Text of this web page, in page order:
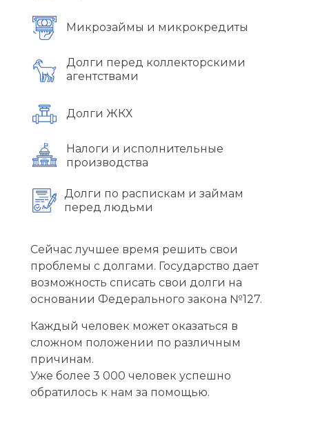
Долги ЖКХ
Налоги и исполнительные
производства
Каждый человек может оказаться в
сложном положении по различным
причинам.
Уже более 3 000 человек успешно
обратилось к нам за помощью.
Долги перед коллекторскими
агентствами
Долги по распискам и займам
перед людьми
Микрозаймы и микрокредиты
Сейчас лучшее время решить свои
проблемы с долгами. Государство дает
возможность списать свои долги на
основании Федерального закона №127.